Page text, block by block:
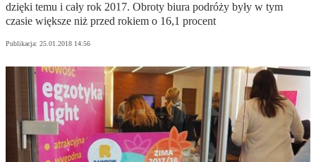
dzięki temu i cały rok 2017. Obroty biura podróży były w tym
czasie większe niż przed rokiem o 16,1 procent
Publikacja: 25.01.2018 14:56